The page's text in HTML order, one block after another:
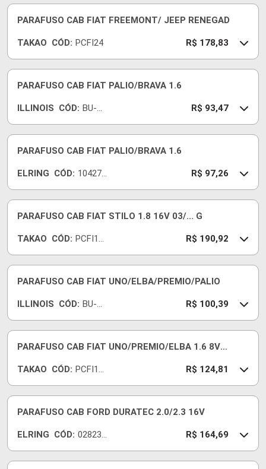
PARAFUSO CAB FIAT FREEMONT/ JEEP RENEGAD
TAKAO CÓD: PCFI24 R$ 178,83
PARAFUSO CAB FIAT PALIO/BRAVA 1.6
ILLINOIS CÓD: BU-
R$ 93,47
PARAFUSO CAB FIAT PALIO/BRAVA 1.6
ELRING CÓD: 104270
R$ 97,26
PARAFUSO CAB FIAT STILO 1.8 16V 03/... G
TAKAO CÓD: PCFI18
R$ 190,92
PARAFUSO CAB FIAT UNO/ELBA/PREMIO/PALIO
ILLINOIS CÓD: BU-
R$ 100,39
PARAFUSO CAB FIAT UNO/PREMIO/ELBA 1.6 8V
TAKAO CÓD: PCFI16
R$ 124,81
PARAFUSO CAB FORD DURATEC 2.0/2.3 16V
ELRING CÓD: 028230
R$ 164,69